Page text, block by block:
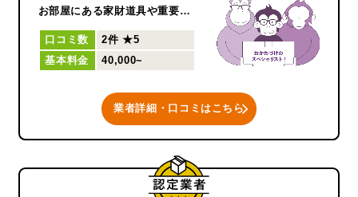
お部屋にある家財道具や重要書
類などの遺品を整理、処分する
ことを遺品整理と言います。 家
財道具や生活用品の仕分け、廃
養、形見分け配送などがありま
受けています。遺品整理の取り
扱い手順や関連法規の知識を正
口コミ数 2件 ★5
基本料金
40,000~
業者詳細・口コミはこちら